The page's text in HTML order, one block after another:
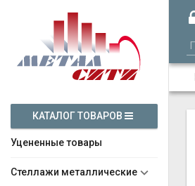
КАТАЛОГ ТОВАРОВ
Уцененные товары
Стеллажи металлические